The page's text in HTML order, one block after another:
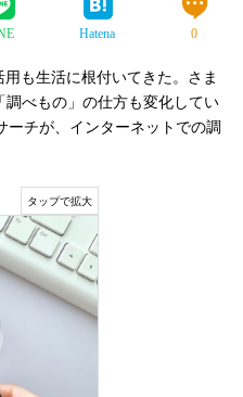
Hatena 0
も生活に根付いてきた。さま
べもの」の仕方も変化してい
ーチが、インターネットでの調